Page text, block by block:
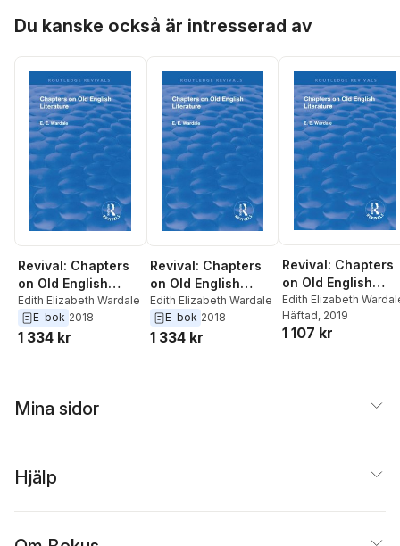
Du kanske också är intresserad av
Revival: Chapters
on Old English
Literature (1935)
Edith Elizabeth Wardale
E-bok 2018
1 334 kr
Revival: Chapters
on Old English
Literature (1935)
Edith Elizabeth Wardale
E-bok 2018
1 334 kr
Revival: Chapters
on Old English
Literature (1935)
Edith Elizabeth
Häftad, 2019
1 107 kr
Mina sidor
Hjälp